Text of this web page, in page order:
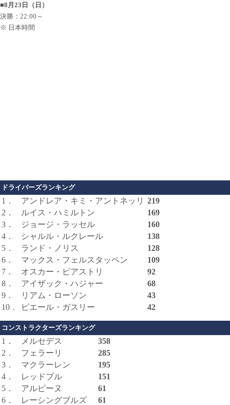
■8月23日（日）
決勝：22:00～
※ 日本時間
ドライバーズランキング
1． アンドレア・キミ・アントネッリ 219
2．
ルイス・ハミルトン
169
3．
ジョージ・ラッセル
160
4．
シャルル・ルクレール
138
5．
ランド・ノリス
128
6．
マックス・フェルスタッペン
109
7．
オスカー・ピアストリ
92
8．
アイザック・ハジャー
68
9．
リアム・ローソン
43
10．
ピエール・ガスリー 42
コンストラクターズランキング
1． メルセデス
358
2．
フェラーリ
285
3．
マクラーレン
195
4．
レッドブル
151
5．
アルピーヌ
61
6．
レーシングブルズ
61